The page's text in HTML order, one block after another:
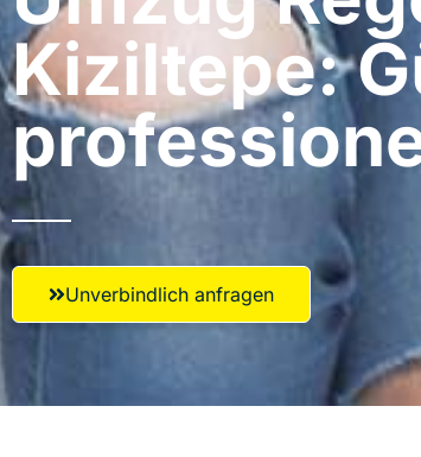
Kiziltepe:
Unverbindlich anfragen